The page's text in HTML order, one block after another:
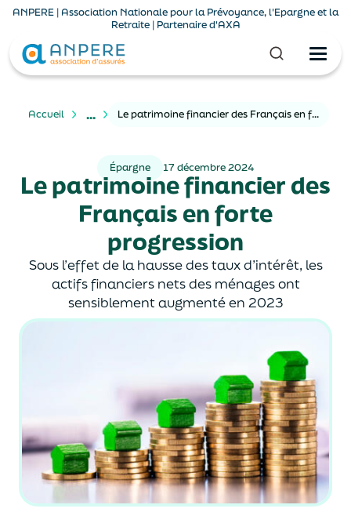
ANPERE | Association Nationale pour la Prévoyance, l'Epargne et la
Retraite | Partenaire d'AXA
Accueil ... Le patrimoine financier des Français en forte progression
Épargne 17 décembre 2024
Le patrimoine financier des
Français en forte
progression
Sous l’effet de la hausse des taux d’intérêt, les
actifs financiers nets des ménages ont
sensiblement augmenté en 2023